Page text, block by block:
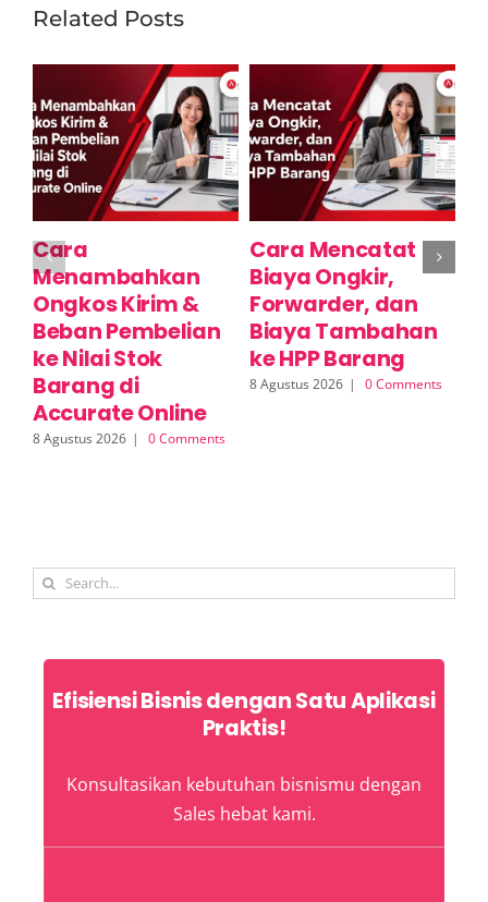
Related Posts
Cara
Menambahkan
Ongkos Kirim &
Beban Pembelian
ke Nilai Stok
Barang di
Accurate Online
8 Agustus 2026 | 0 Comments
Cara Mencatat
Biaya Ongkir,
Forwarder, dan
Biaya Tambahan
ke HPP Barang
8 Agustus 2026 | 0 Comments
Search
Efisiensi Bisnis dengan Satu Aplikasi
Praktis!
Konsultasikan kebutuhan bisnismu dengan
Sales hebat kami.